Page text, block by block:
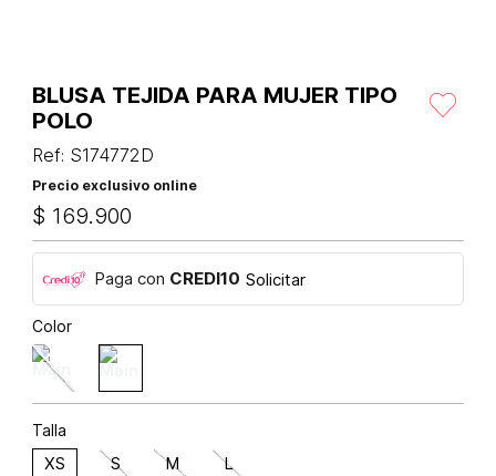
BLUSA TEJIDA PARA MUJER TIPO
POLO
Ref: S174772D
Precio exclusivo online
$ 169.900
Paga con CREDI10 Solicitar
Color
Talla
XS S M L